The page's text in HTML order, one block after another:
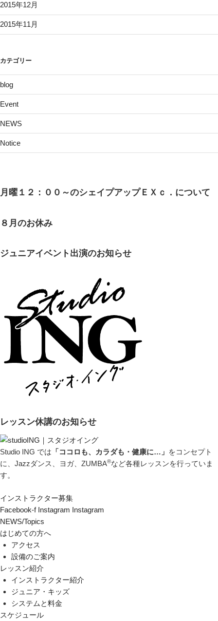
2015年12月
2015年11月
カテゴリー
blog
Event
NEWS
Notice
月曜１２：００～のシェイプアップＥＸｃ．について
８月のお休み
ジュニアイベント出演のお知らせ
レッスン休講のお知らせ
Studio ING では 「ココロも、カラダも・健康に…」 をコンセプト
に、Jazzダンス、ヨガ、ZUMBA®など各種レッスンを行っていま
す。
インストラクター募集
Facebook-f Instagram Instagram
NEWS/Topics
はじめての方へ
アクセス
設備のご案内
レッスン紹介
インストラクター紹介
ジュニア・キッズ
システムと料金
スケジュール